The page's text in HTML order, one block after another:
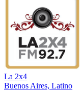
La 2x4
Buenos Aires, Latino